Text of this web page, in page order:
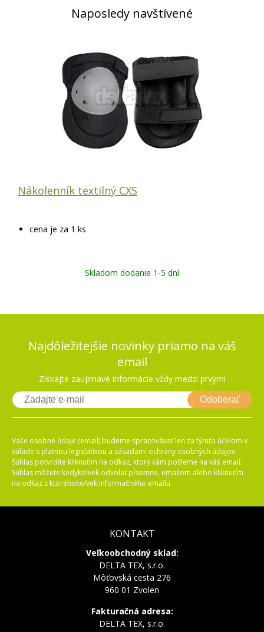
Naposledy navštívené
Nákolenník textilný CXS
cena je za 1 ks
Skladom dodanie 1-5 dní
Najdôležitejšie novinky priamo na váš
email
Získajte zaujímavé informácie vždy medzi prvými
Odoberať
Vaše osobné údaje (email) budeme spracovávať len za týmto účelom v
súlade s platnou legislatívou a zásadami ochrany osobných údajov.
Súhlas potvrdíte kliknutím na odkaz, ktorý vám pošleme na váš email.
Súhlas môžete kedykoľvek odvolať písomne, emailom alebo kliknutím
na odkaz z ktoréhokoľvek informačného emailu.
KONTAKT
Veľkoobchodný sklad:
DELTA TEX, s.r.o.
Môťovská cesta 276
960 01 Zvolen
Fakturačná adresa:
DELTA TEX, s.r.o.